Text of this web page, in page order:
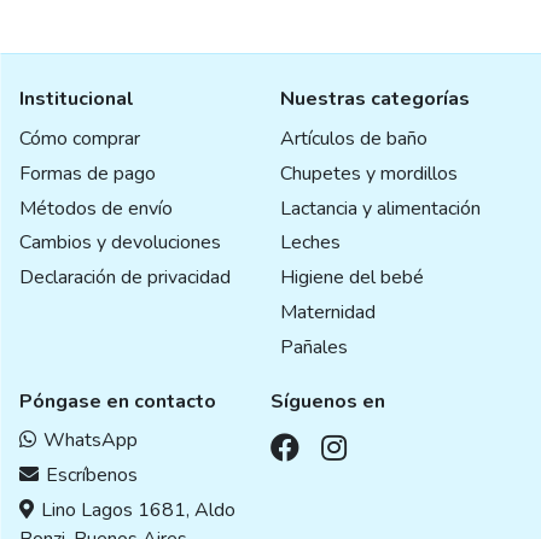
Institucional
Cómo comprar
Formas de pago
Métodos de envío
Cambios y devoluciones
Declaración de privacidad
Nuestras categorías
Artículos de baño
Chupetes y mordillos
Lactancia y alimentación
Leches
Higiene del bebé
Maternidad
Pañales
Póngase en contacto
WhatsApp
Escríbenos
Lino Lagos 1681, Aldo
Síguenos en